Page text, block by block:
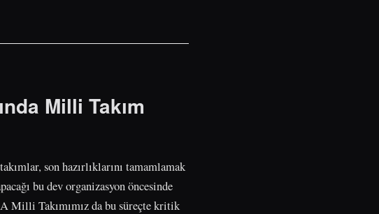
Milli Takım
son hazırlıklarını tamamlamak
bu dev organizasyon öncesinde
Milli Takımımız da bu süreçte kritik